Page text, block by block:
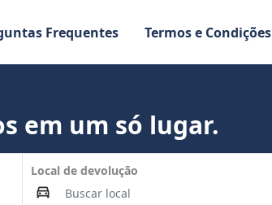
Frequentes Termos e Condições
em um só lugar.
Local de devolução